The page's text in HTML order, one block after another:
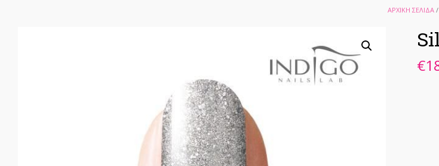
ΑΡΧΙΚΉ ΣΕΛΊΔΑ /
€